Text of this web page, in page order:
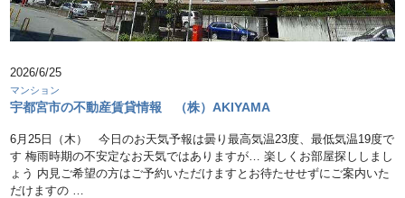
2026/6/25
マンション
宇都宮市の不動産賃貸情報 （株）AKIYAMA
6月25日（木） 今日のお天気予報は曇り最高気温23度、最低気温19度で
す 梅雨時期の不安定なお天気ではありますが… 楽しくお部屋探ししまし
ょう 内見ご希望の方はご予約いただけますとお待たせせずにご案内いた
だけますの …